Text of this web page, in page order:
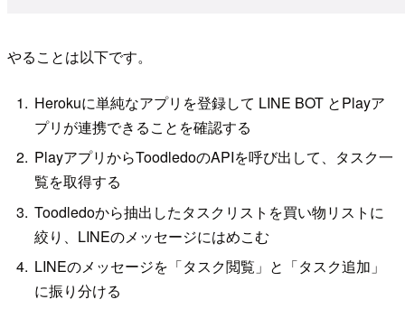
やることは以下です。
Herokuに単純なアプリを登録して LINE BOT とPlayア
プリが連携できることを確認する
PlayアプリからToodledoのAPIを呼び出して、タスク一
覧を取得する
Toodledoから抽出したタスクリストを買い物リストに
絞り、LINEのメッセージにはめこむ
LINEのメッセージを「タスク閲覧」と「タスク追加」
に振り分ける